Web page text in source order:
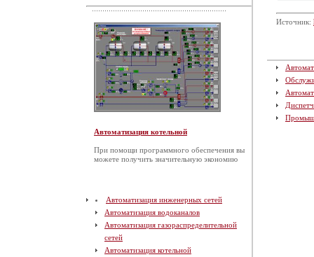
Автоматизация котельной
При помощи программного обеспечения вы
можете получить значительную экономию
Автоматизация инженерных сетей
Автоматизация водоканалов
Автоматизация газораспределительной
сетей
Автоматизация котельной
Источник: